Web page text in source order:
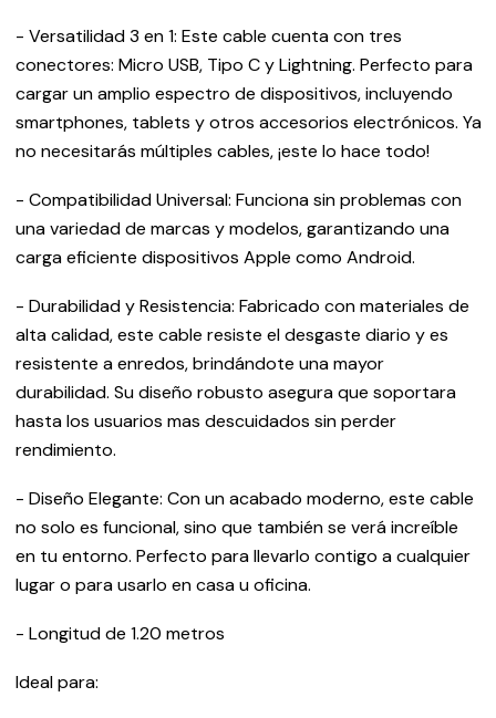
- Versatilidad 3 en 1: Este cable cuenta con tres
conectores: Micro USB, Tipo C y Lightning. Perfecto para
cargar un amplio espectro de dispositivos, incluyendo
smartphones, tablets y otros accesorios electrónicos. Ya
no necesitarás múltiples cables, ¡este lo hace todo!
- Compatibilidad Universal: Funciona sin problemas con
una variedad de marcas y modelos, garantizando una
carga eficiente dispositivos Apple como Android.
- Durabilidad y Resistencia: Fabricado con materiales de
alta calidad, este cable resiste el desgaste diario y es
resistente a enredos, brindándote una mayor
durabilidad. Su diseño robusto asegura que soportara
hasta los usuarios mas descuidados sin perder
rendimiento.
- Diseño Elegante: Con un acabado moderno, este cable
no solo es funcional, sino que también se verá increíble
en tu entorno. Perfecto para llevarlo contigo a cualquier
lugar o para usarlo en casa u oficina.
- Longitud de 1.20 metros
Ideal para: